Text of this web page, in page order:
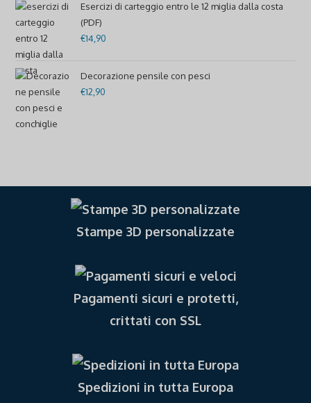
Esercizi di carteggio entro le 12 miglia dalla costa
(PDF)
€14,90
Decorazione pensile con pesci
€12,90
Stampe 3D personalizzate
Pagamenti sicuri e protetti,
crittati con SSL
Spedizioni in tutta Europa